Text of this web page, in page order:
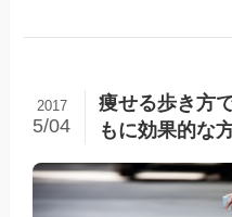
痩せる歩き方
もに効果的な
2017
5/04